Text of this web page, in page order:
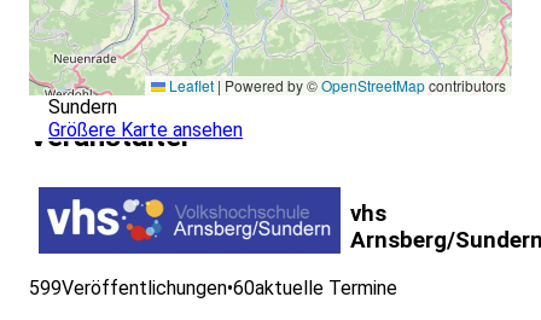
Leaflet | Powered by ©OpenStreetMapcontributors
Sundern
Größere Karte ansehen
Veranstalter
vhs
Arnsberg/
599Veröffentlichungen•60aktuelle Termine